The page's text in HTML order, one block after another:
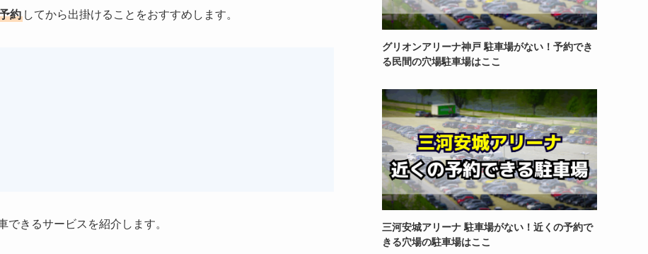
約 してから出掛けることをおすすめします。
できるサービスを紹介します。
グリオンアリーナ神戸 駐車場がない！予約でき
る民間の穴場駐車場はここ
三河安城アリーナ 駐車場がない！近くの予約で
きる穴場の駐車場はここ